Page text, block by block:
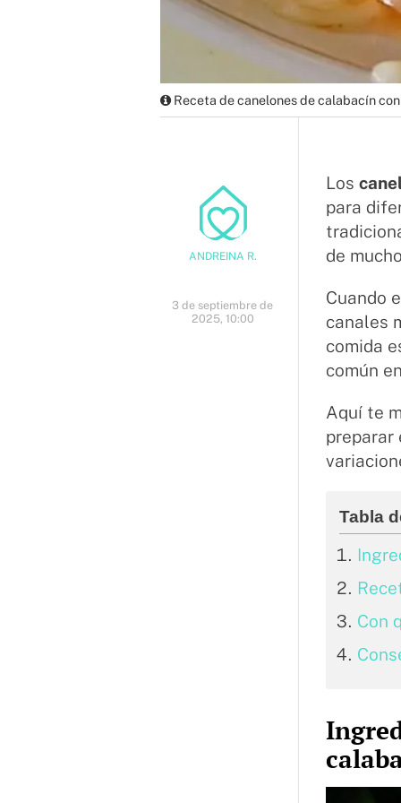
Receta de canelones de calabacín
ANDREINA R.
3 de septiembre de
2025, 10:00
Los
para
de
Cuando
canales
comida
común
Aquí te
preparar
Con